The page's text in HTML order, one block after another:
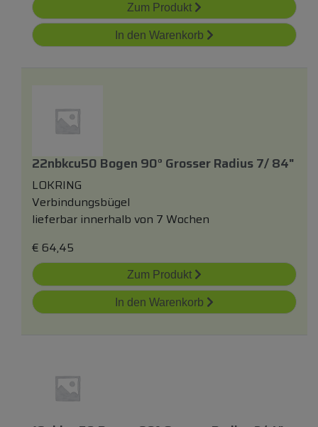
Zum Produkt
In den Warenkorb
22nbkcu50 Bogen 90° Grosser Radius 7/ 84"
LOKRING
Verbindungsbügel
lieferbar innerhalb von 7 Wochen
€ 64,45
Zum Produkt
In den Warenkorb